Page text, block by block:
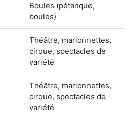
Boules (pétanque,
boules)
Théâtre, marionnettes,
cirque, spectacles de
variété
Théâtre, marionnettes,
cirque, spectacles de
variété